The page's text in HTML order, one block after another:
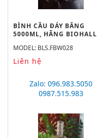
BÌNH CẦU ĐÁY BẰNG
5000ML, HÃNG BIOHALL
MODEL: BLS.FBW028
Liên hệ
Zalo: 096.983.5050
0987.515.983